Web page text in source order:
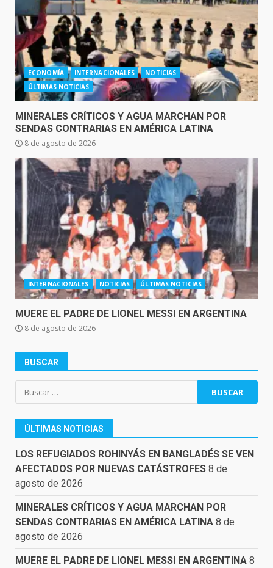
ECONOMÍA INTERNACIONALES
NOTICIAS
ÚLTIMAS NOTICIAS
MINERALES CRÍTICOS Y AGUA MARCHAN POR
SENDAS CONTRARIAS EN AMÉRICA LATINA
8 de agosto de 2026
INTERNACIONALES NOTICIAS ÚLTIMAS NOTICIAS
MUERE EL PADRE DE LIONEL MESSI EN ARGENTINA
8 de agosto de 2026
BUSCAR
Buscar:
ÚLTIMAS NOTICIAS
LOS REFUGIADOS ROHINYÁS EN BANGLADÉS SE VEN
AFECTADOS POR NUEVAS CATÁSTROFES 8 de
agosto de 2026
MINERALES CRÍTICOS Y AGUA MARCHAN POR
SENDAS CONTRARIAS EN AMÉRICA LATINA 8 de
agosto de 2026
MUERE EL PADRE DE LIONEL MESSI EN ARGENTINA 8